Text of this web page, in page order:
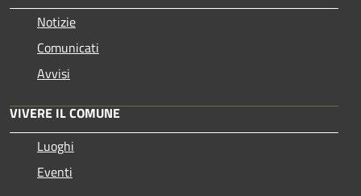
Notizie
Comunicati
Avvisi
VIVERE IL COMUNE
Luoghi
Eventi